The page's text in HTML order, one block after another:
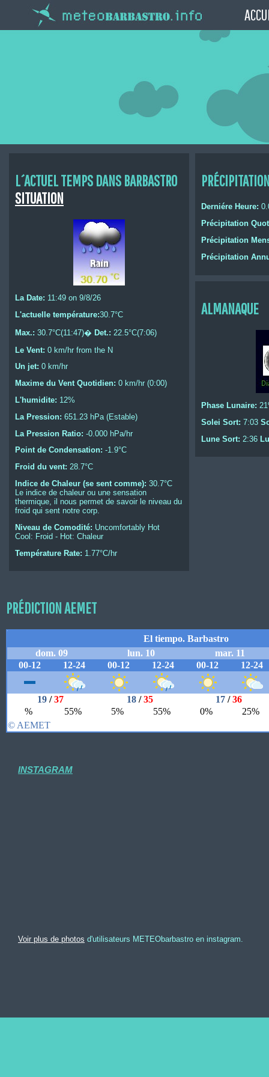
L´ACTUEL TEMPS DANS BARBASTRO
SITUATION
La Date: 11:49 on 9/8/26
L'actuelle température:30.7°C
Max.: 30.7°C(11:47)� Det.: 22.5°C(7:06)
Le Vent: 0 km/hr from the N
Un jet: 0 km/hr
Maxime du Vent Quotidien: 0 km/hr (0:00)
L'humidite: 12%
La Pression: 651.23 hPa (Estable)
La Pression Ratio: -0.000 hPa/hr
Point de Condensation: -1.9°C
Froid du vent: 28.7°C
Indice de Chaleur (se sent comme): 30.7°C
Le indice de chaleur ou une sensation
thermique, il nous permet de savoir le niveau du
froid qui sent notre corp.
Niveau de Comodité: Uncomfortably Hot
Cool: Froid - Hot: Chaleur
Température Rate: 1.77°C/hr
Derniére Heure:
Précipitation
Précipitation
Précipitation
ALMANAQUE
Phase Lunaire:
Solei Sort: 7:03
Lune Sort: 2:36
PRÉDICTION AEMET
INSTAGRAM
Voir plus de photos d'utilisateurs METEObarbastro en instagram.